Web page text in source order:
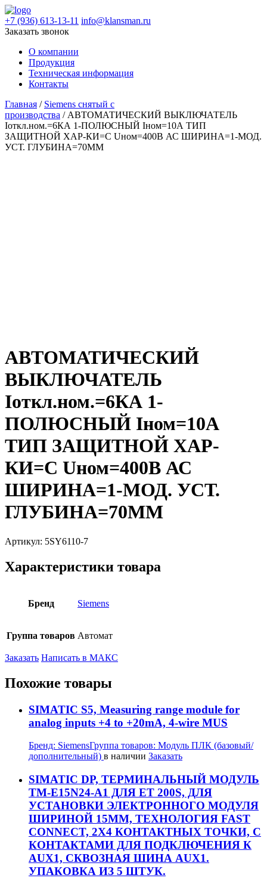
+7 (936) 613-13-11 info@klansman.ru
Заказать звонок
О компании
Продукция
Техническая информация
Контакты
Главная / Siemens снятый с
производства / АВТОМАТИЧЕСКИЙ ВЫКЛЮЧАТЕЛЬ
Iоткл.ном.=6КА 1-ПОЛЮСНЫЙ Iном=10А ТИП
ЗАЩИТНОЙ ХАР-КИ=C Uном=400В АС ШИРИНА=1-МОД.
УСТ. ГЛУБИНА=70ММ
АВТОМАТИЧЕСКИЙ
ВЫКЛЮЧАТЕЛЬ
Iоткл.ном.=6КА 1-
ПОЛЮСНЫЙ Iном=10А
ТИП ЗАЩИТНОЙ ХАР-
КИ=C Uном=400В АС
ШИРИНА=1-МОД. УСТ.
ГЛУБИНА=70ММ
Артикул: 5SY6110-7
Характеристики товара
Бренд Siemens
Группа товаров Автомат
Заказать Написать в МАКС
Похожие товары
SIMATIC S5, Measuring range module for
analog inputs +4 to +20mA, 4-wire MUS
Бренд: SiemensГруппа товаров: Модуль ПЛК (базовый/
дополнительный) в наличии Заказать
SIMATIC DP, ТЕРМИНАЛЬНЫЙ МОДУЛЬ
TM-E15N24-A1 ДЛЯ ET 200S, ДЛЯ
УСТАНОВКИ ЭЛЕКТРОННОГО МОДУЛЯ
ШИРИНОЙ 15MM, ТЕХНОЛОГИЯ FAST
CONNECT, 2X4 КОНТАКТНЫХ ТОЧКИ, С
КОНТАКТАМИ ДЛЯ ПОДКЛЮЧЕНИЯ К
AUX1, СКВОЗНАЯ ШИНА AUX1.
УПАКОВКА ИЗ 5 ШТУК.